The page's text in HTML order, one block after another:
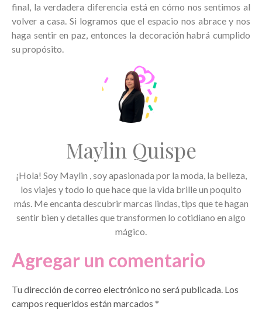
final, la verdadera diferencia está en cómo nos sentimos al
volver a casa. Si logramos que el espacio nos abrace y nos
haga sentir en paz, entonces la decoración habrá cumplido
su propósito.
Maylin Quispe
¡Hola! Soy Maylin , soy apasionada por la moda, la belleza,
los viajes y todo lo que hace que la vida brille un poquito
más. Me encanta descubrir marcas lindas, tips que te hagan
sentir bien y detalles que transformen lo cotidiano en algo
mágico.
Agregar un comentario
Tu dirección de correo electrónico no será publicada. Los
campos requeridos están marcados *